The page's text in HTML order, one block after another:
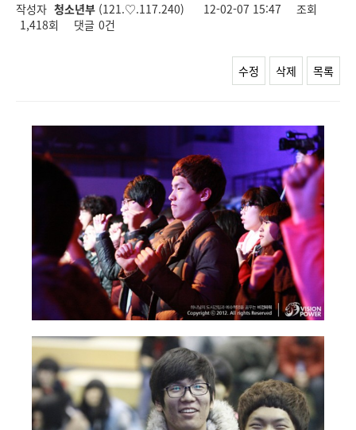
작성자 청소년부 (121.♡.117.240) 12-02-07 15:47
조회
1,418회
댓글 0건
수정 삭제 목록